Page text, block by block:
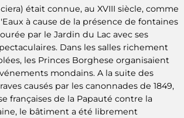
était connue, au XVIII siècle, comme
à cause de la présence de fontaines
par le Jardin du Lac avec ses
Dans les salles richement
les Princes Borghese organisaient
mondains. A la suite des
causés par les canonnades de 1849,
françaises de la Papauté contre la
le bâtiment a été librement